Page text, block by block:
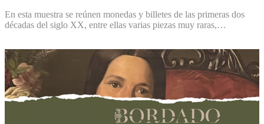
En esta muestra se reúnen monedas y billetes de las primeras dos
décadas del siglo XX, entre ellas varias piezas muy raras,…